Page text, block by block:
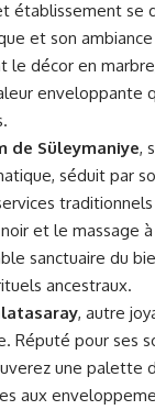
établissement se
et son
le décor en
enveloppante
de Süleymaniye,
séduit par
et le massage à
sanctuaire du
ancestraux.
, autre
Réputé pour ses
une palette
aux